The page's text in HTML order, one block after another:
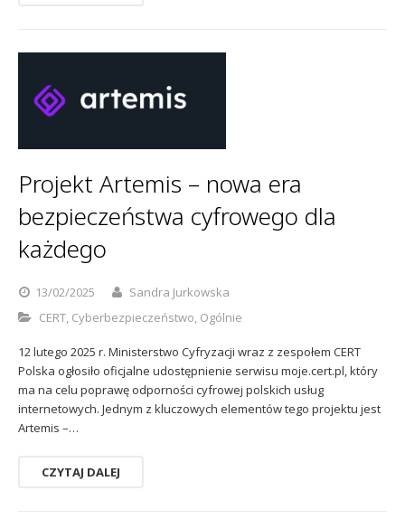
Projekt Artemis – nowa era
bezpieczeństwa cyfrowego dla
każdego
13/02/2025
Sandra Jurkowska
CERT, Cyberbezpieczeństwo, Ogólnie
12 lutego 2025 r. Ministerstwo Cyfryzacji wraz z zespołem CERT
Polska ogłosiło oficjalne udostępnienie serwisu moje.cert.pl, który
ma na celu poprawę odporności cyfrowej polskich usług
internetowych. Jednym z kluczowych elementów tego projektu jest
Artemis –…
CZYTAJ DALEJ